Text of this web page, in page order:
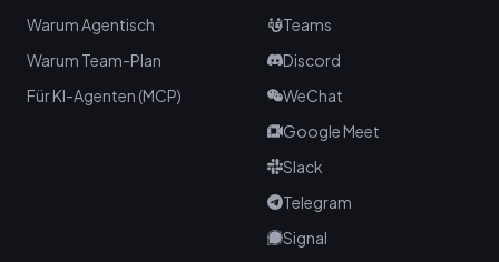
Warum Agentisch
Warum Team-Plan
Für KI-Agenten (MCP)
Teams
Discord
WeChat
Google Meet
Slack
Telegram
Signal